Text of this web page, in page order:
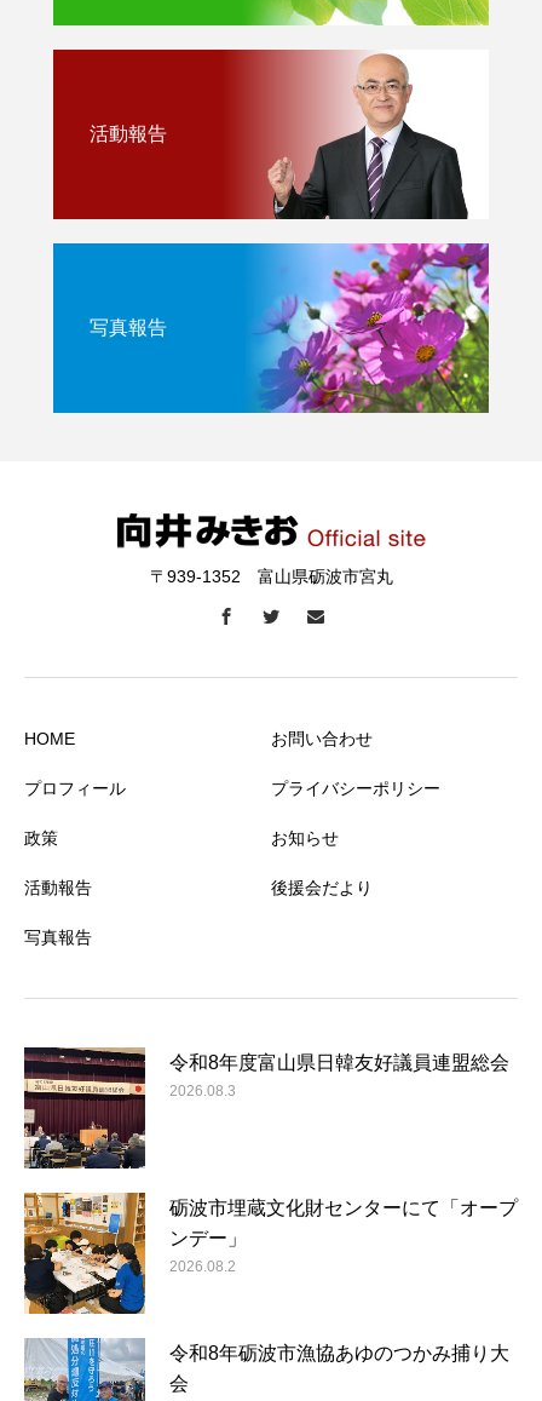
活動報告
写真報告
〒939-1352 富山県砺波市宮丸
HOME
プロフィール
政策
活動報告
写真報告
お問い合わせ
プライバシーポリシー
お知らせ
後援会だより
令和8年度富山県日韓友好議員連盟総会
2026.08.3
砺波市埋蔵文化財センターにて「オープ
ンデー」
2026.08.2
令和8年砺波市漁協あゆのつかみ捕り大
会